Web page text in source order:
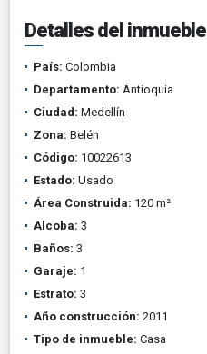
Detalles del inmueble
País: Colombia
Departamento: Antioquia
Ciudad: Medellín
Zona: Belén
Código: 10022613
Estado: Usado
Área Construida: 120 m²
Alcoba: 3
Baños: 3
Garaje: 1
Estrato: 3
Año construcción: 2011
Tipo de inmueble: Casa